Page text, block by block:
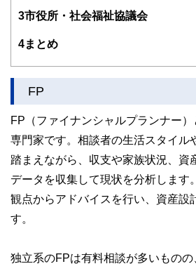
執筆者・監修者による執筆体制
やすさはもちろんのこと、読み
私たちは、快適でより良い生活の
コンシェルジュを目指します。
3市役所・社会福祉協議会
4まとめ
FP
FP（ファイナンシャルプランナー
専門家です。相談者の生活スタイル
踏まえながら、収支や家族状況、資
データを収集して現状を分析します
観点からアドバイスを行い、資産設
す。
独立系のFPは有料相談が多いもの